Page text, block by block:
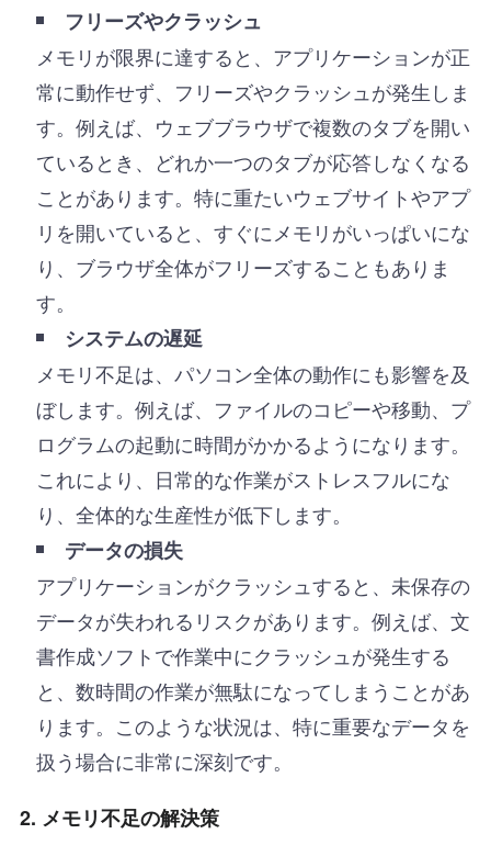
フリーズやクラッシュ
メモリが限界に達すると、アプリケーションが正
常に動作せず、フリーズやクラッシュが発生しま
す。例えば、ウェブブラウザで複数のタブを開い
ているとき、どれか一つのタブが応答しなくなる
ことがあります。特に重たいウェブサイトやアプ
リを開いていると、すぐにメモリがいっぱいにな
り、ブラウザ全体がフリーズすることもありま
す。
システムの遅延
メモリ不足は、パソコン全体の動作にも影響を及
ぼします。例えば、ファイルのコピーや移動、プ
ログラムの起動に時間がかかるようになります。
これにより、日常的な作業がストレスフルにな
り、全体的な生産性が低下します。
データの損失
アプリケーションがクラッシュすると、未保存の
データが失われるリスクがあります。例えば、文
書作成ソフトで作業中にクラッシュが発生する
と、数時間の作業が無駄になってしまうことがあ
ります。このような状況は、特に重要なデータを
扱う場合に非常に深刻です。
2. メモリ不足の解決策